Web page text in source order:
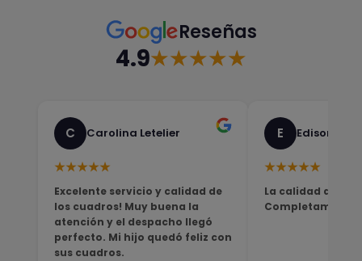
Reseñas
4.9★★★★★
C Carolina Letelier
★★★★★
Excelente servicio y calidad de
los cuadros! Muy buena la
atención y el despacho llegó
perfecto. Mi hijo quedó feliz con
sus cuadros.
E Edison
★★★★★
La calidad del
Completamente